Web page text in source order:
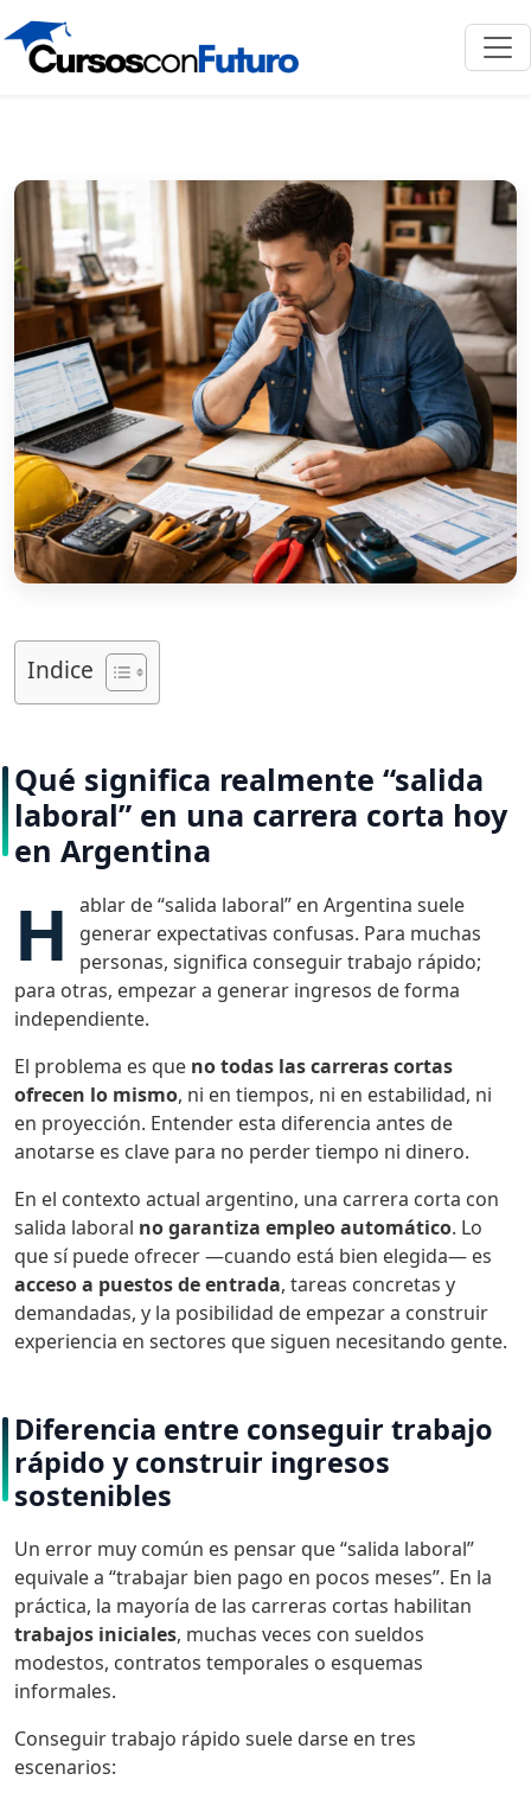
Carreras cortas
Cursos en Argentina
Indice
Qué significa realmente “salida
laboral” en una carrera corta hoy
en Argentina
H
ablar de “salida laboral” en Argentina suele
generar expectativas confusas. Para muchas
personas, significa conseguir trabajo rápido;
para otras, empezar a generar ingresos de forma
independiente.
El problema es que no todas las carreras cortas
ofrecen lo mismo, ni en tiempos, ni en estabilidad, ni
en proyección. Entender esta diferencia antes de
anotarse es clave para no perder tiempo ni dinero.
En el contexto actual argentino, una carrera corta con
salida laboral no garantiza empleo automático. Lo
que sí puede ofrecer —cuando está bien elegida— es
acceso a puestos de entrada, tareas concretas y
demandadas, y la posibilidad de empezar a construir
experiencia en sectores que siguen necesitando gente.
Diferencia entre conseguir trabajo
rápido y construir ingresos
sostenibles
Un error muy común es pensar que “salida laboral”
equivale a “trabajar bien pago en pocos meses”. En la
práctica, la mayoría de las carreras cortas habilitan
trabajos iniciales, muchas veces con sueldos
modestos, contratos temporales o esquemas
informales.
Conseguir trabajo rápido suele darse en tres
escenarios: